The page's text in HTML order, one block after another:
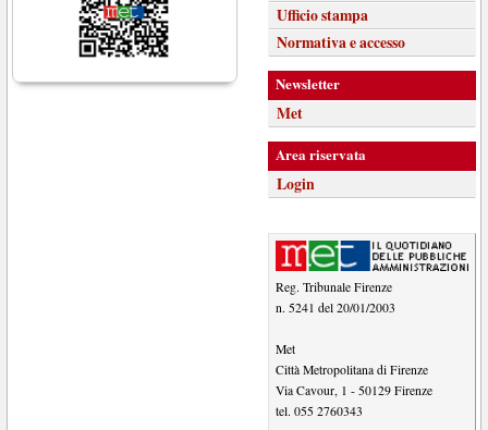
Ufficio stampa
Normativa e accesso
Newsletter
Met
Area riservata
Login
Reg. Tribunale Firenze
n. 5241 del 20/01/2003
Met
Città Metropolitana di Firenze
Via Cavour, 1 - 50129 Firenze
tel. 055 2760343